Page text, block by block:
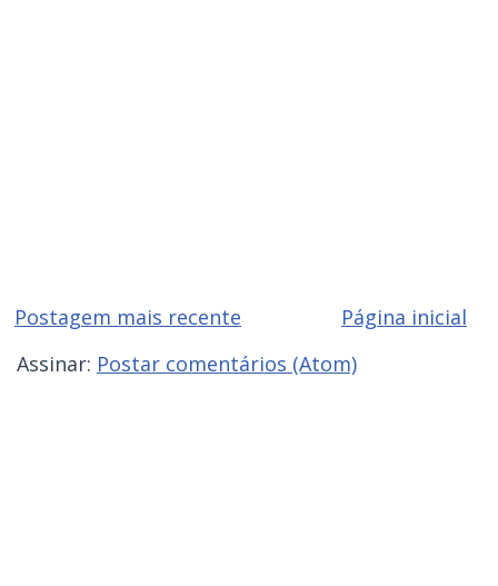
Postagem mais recente
Página inicial
Assinar: Postar comentários (Atom)